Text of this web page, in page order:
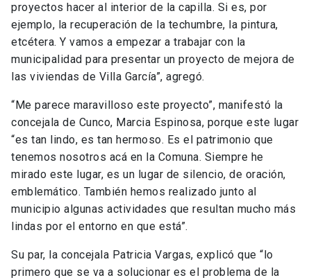
proyectos hacer al interior de la capilla. Si es, por
ejemplo, la recuperación de la techumbre, la pintura,
etcétera. Y vamos a empezar a trabajar con la
municipalidad para presentar un proyecto de mejora de
las viviendas de Villa García”, agregó.
“Me parece maravilloso este proyecto”, manifestó la
concejala de Cunco, Marcia Espinosa, porque este lugar
“es tan lindo, es tan hermoso. Es el patrimonio que
tenemos nosotros acá en la Comuna. Siempre he
mirado este lugar, es un lugar de silencio, de oración,
emblemático. También hemos realizado junto al
municipio algunas actividades que resultan mucho más
lindas por el entorno en que está”.
Su par, la concejala Patricia Vargas, explicó que “lo
primero que se va a solucionar es el problema de la